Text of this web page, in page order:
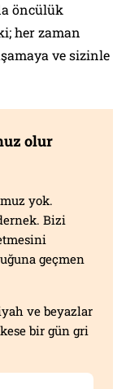
öncülük
her zaman
ve sizinle
olur
yok.
Bizi
geçmen
ve beyazlar
bir gün gri